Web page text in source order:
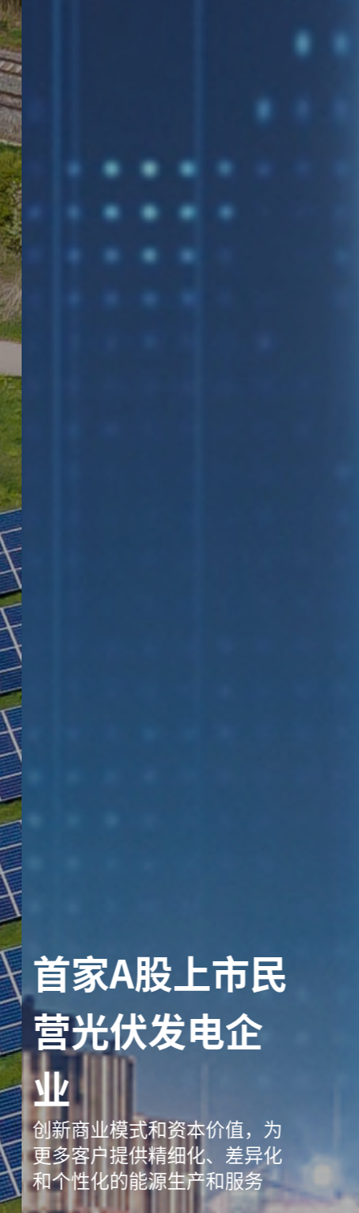
首家A股上市民
营光伏发电企
业
创新商业模式和资本价值，为
更多客户提供精细化、差异化
和个性化的能源生产和服务